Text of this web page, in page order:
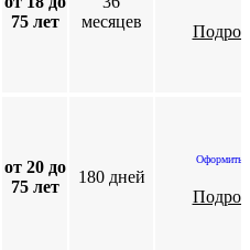
75 лет
месяцев
от 20 до
75 лет
180 дней
Оформить